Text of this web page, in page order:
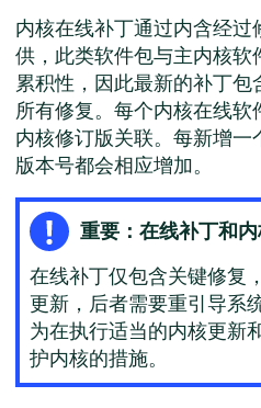
内核在线补丁通过内含经过
供，此类软件包与主内核
累积性，因此最新的补丁
所有修复。每个内核在线
内核修订版关联。每新增
版本号都会相应增加。
重要：在线补丁和
在线补丁仅包含关键修复
更新，后者需要重引导系
为在执行适当的内核更新
护内核的措施。